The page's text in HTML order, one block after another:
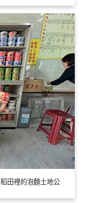
田裡的泡麵土地公